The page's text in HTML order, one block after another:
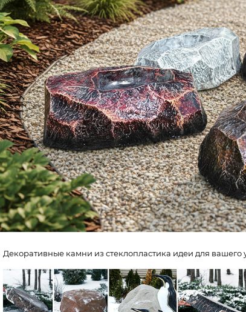
Декоративные камни из стеклопластика идеи для вашего